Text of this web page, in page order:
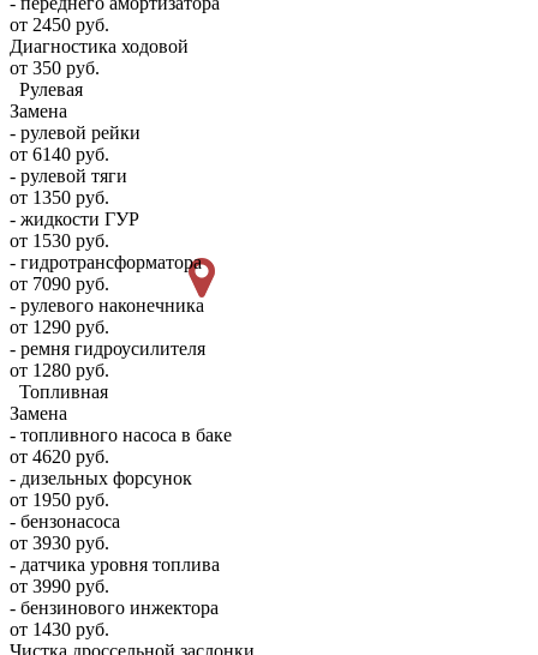
от 2450 руб.
Диагностика ходовой
от 350 руб.
Рулевая
Замена
- рулевой рейки
от 6140 руб.
- рулевой тяги
от 1350 руб.
- жидкости ГУР
от 1530 руб.
- гидротрансформатора
от 7090 руб.
- рулевого наконечника
от 1290 руб.
- ремня гидроусилителя
от 1280 руб.
Топливная
Замена
- топливного насоса в баке
от 4620 руб.
- дизельных форсунок
от 1950 руб.
- бензонасоса
от 3930 руб.
- датчика уровня топлива
от 3990 руб.
- бензинового инжектора
от 1430 руб.
Чистка дроссельной заслонки